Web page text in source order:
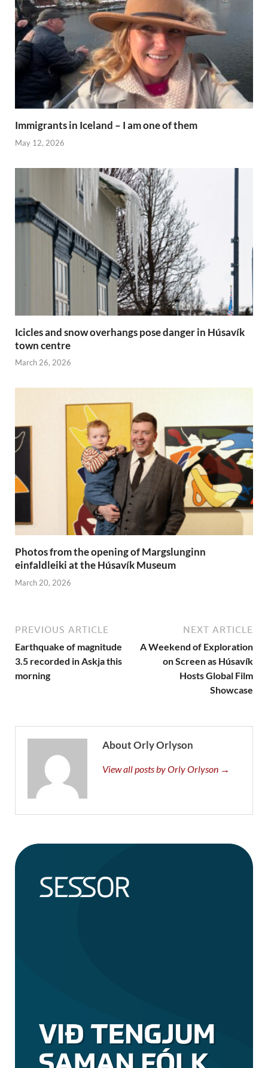
Immigrants in Iceland – I am one of them
May 12, 2026
Icicles and snow overhangs pose danger in Húsavík
town centre
March 26, 2026
Photos from the opening of Margslunginn
einfaldleiki at the Húsavík Museum
March 20, 2026
PREVIOUS ARTICLE
Earthquake of magnitude
3.5 recorded in Askja this
morning
NEXT ARTICLE
A Weekend of Exploration
on Screen as Húsavík
Hosts Global Film
Showcase
About Orly Orlyson
View all posts by Orly Orlyson →